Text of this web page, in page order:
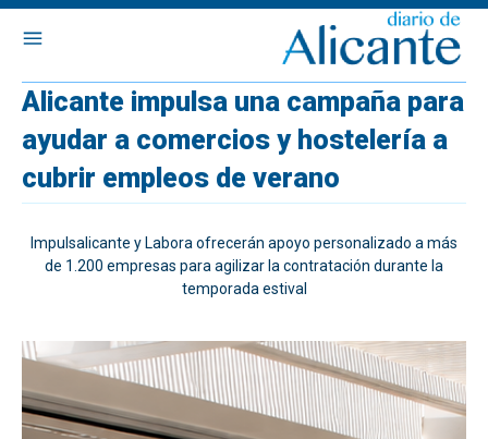
Alicante impulsa una campaña para
ayudar a comercios y hostelería a
cubrir empleos de verano
Impulsalicante y Labora ofrecerán apoyo personalizado a más
de 1.200 empresas para agilizar la contratación durante la
temporada estival